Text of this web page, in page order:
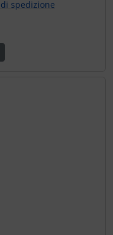
spedizione